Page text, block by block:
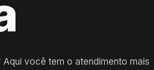
você tem o atendimento mais